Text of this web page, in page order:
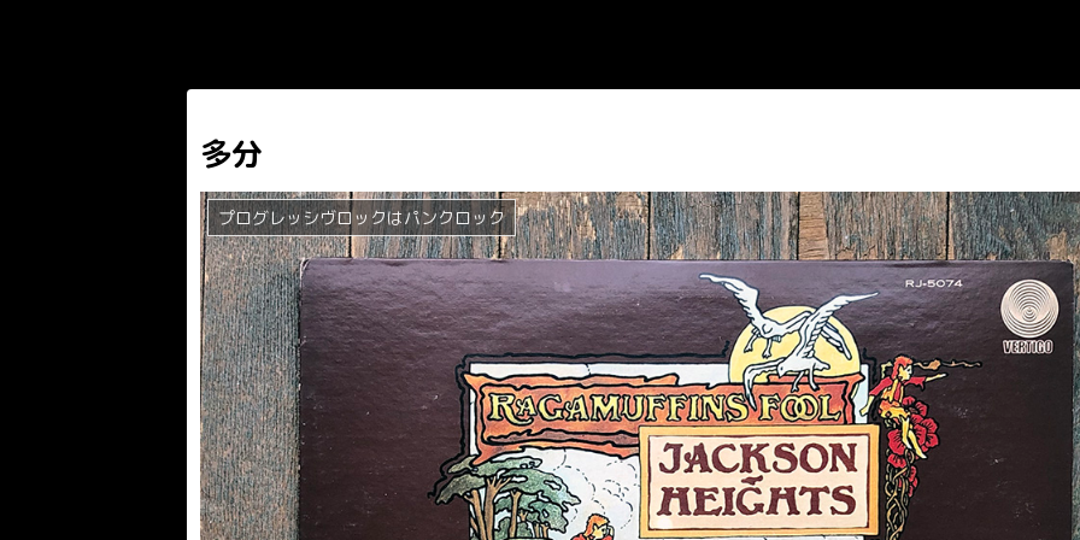
多分
プログレッシヴロックはパンクロック